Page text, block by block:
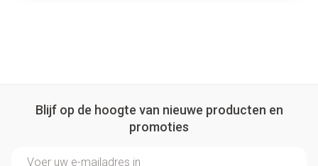
Blijf op de hoogte van nieuwe producten en
promoties